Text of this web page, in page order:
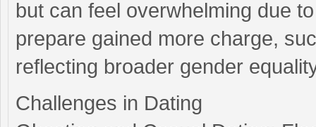
but can feel overwhelming due
prepare gained more charge,
reflecting broader gender
Challenges in Dating